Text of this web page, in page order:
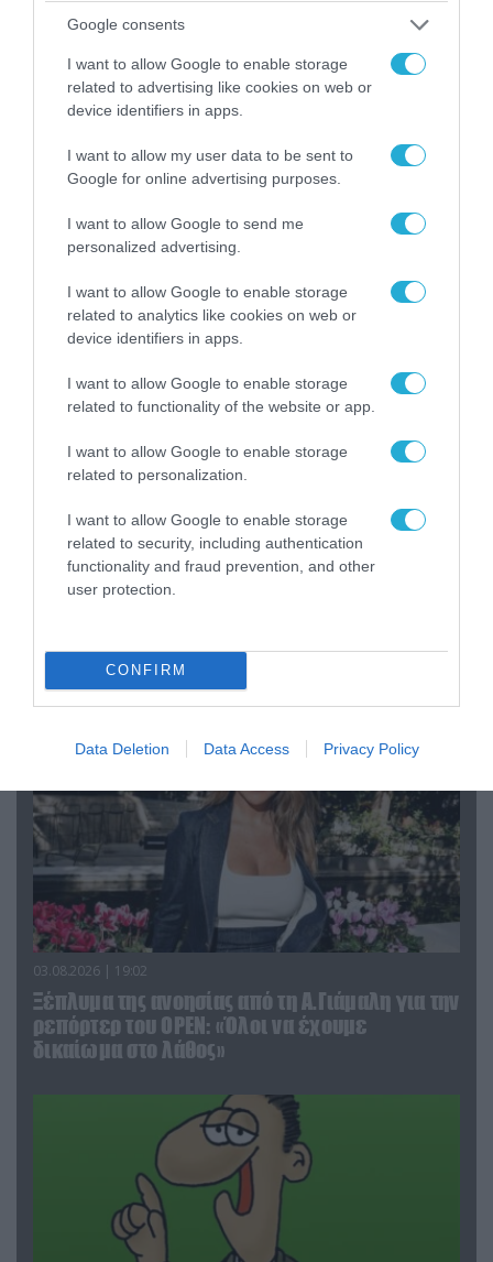
Google consents
I want to allow Google to enable storage
related to advertising like cookies on web or
device identifiers in apps.
I want to allow my user data to be sent to
Google for online advertising purposes.
I want to allow Google to send me
personalized advertising.
I want to allow Google to enable storage
related to analytics like cookies on web or
device identifiers in apps.
I want to allow Google to enable storage
related to functionality of the website or app.
I want to allow Google to enable storage
related to personalization.
I want to allow Google to enable storage
related to security, including authentication
functionality and fraud prevention, and other
user protection.
CONFIRM
Data Deletion Data Access Privacy Policy
04.08.2026 | 13:02
Η ανακοίνωση του Πανελλήνιου Σωματείου
Πυροσβεστών για την δημοσιογράφο του OPEN
που γέλασε στη φωτιά
04.08.2026 | 12:02
O διευθυντής του OPEN προσπαθεί να τα
σε ρεπορτάζ για τις φωτιές
03.08.2026 | 19:02
Ξέπλυμα της ανοησίας από τη Α.Γιάμαλη για την
ρεπόρτερ του ΟΡΕΝ: «Όλοι να έχουμε
δικαίωμα στο λάθος»